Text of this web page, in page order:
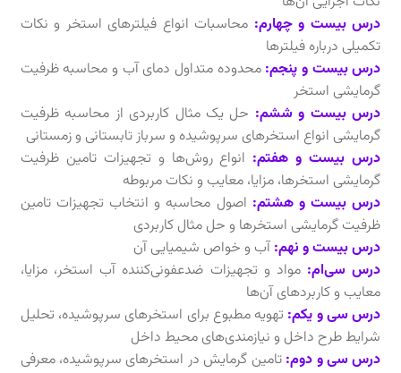
درس بیست و چهارم: محاسبات انواع فیلترهای استخر و نکات
تکمیلی درباره فیلترها
درس بیست و پنجم: محدوده متداول دمای آب و محاسبه ظرفیت
گرمایشی استخر
درس بیست و ششم: حل یک مثال کاربردی از محاسبه ظرفیت
گرمایشی انواع استخرهای سرپوشیده و سرباز تابستانی و زمستانی
درس بیست و هفتم: انواع روش‌ها و تجهیزات تامین ظرفیت
گرمایشی استخرها، مزایا، معایب و نکات مربوطه
درس بیست و هشتم: اصول محاسبه و انتخاب تجهیزات تامین
ظرفیت گرمایشی استخرها و حل مثال کاربردی
درس بیست و نهم:آب و خواص شیمیایی آن
درس سی‌ام: مواد و تجهیزات ضدعفونی‌کننده آب استخر، مزایا،
معایب و کاربردهای آن‌ها
درس سی و یکم: تهویه مطبوع برای استخرهای سرپوشیده، تحلیل
شرایط طرح داخل و نیازمندی‌های محیط داخل
درس سی و دوم: تامین گرمایش در استخرهای سرپوشیده، معرفی